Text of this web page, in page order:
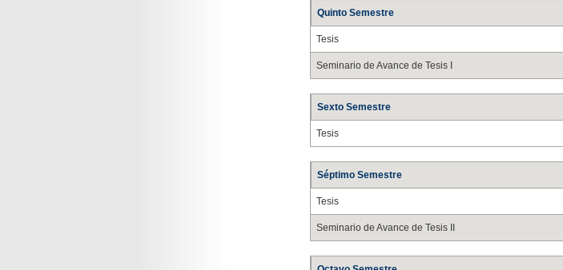
Quinto Semestre
Tesis
Seminario de Avance de Tesis I
Sexto Semestre
Tesis
Séptimo Semestre
Tesis
Seminario de Avance de Tesis II